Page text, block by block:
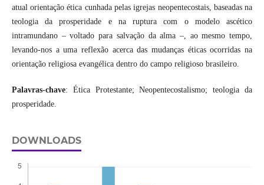
atual orientação ética cunhada pelas igrejas neopentecostais, baseadas na
teologia da prosperidade e na ruptura com o modelo ascético
intramundano – voltado para salvação da alma –, ao mesmo tempo,
levando-nos a uma reflexão acerca das mudanças éticas ocorridas na
orientação religiosa evangélica dentro do campo religioso brasileiro.
Palavras-chave: Ética Protestante; Neopentecostalismo; teologia da
prosperidade.
DOWNLOADS